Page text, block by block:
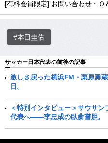
[有料会員限定] お問い合わせ・Ｑ
#本田圭佑
サッカー日本代表の前後の記事
激しさ戻った横浜FM・栗原勇
日。
＜特別インタビュー＞サウサ
代表へ――李忠成の臥薪嘗胆。